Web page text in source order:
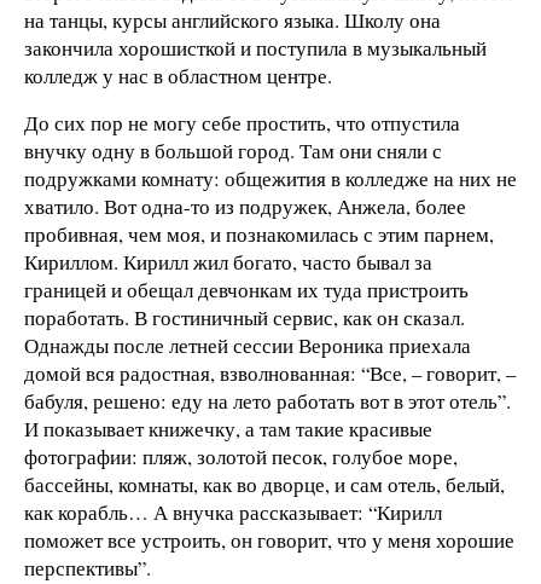
на танцы, курсы английского языка. Школу она
закончила хорошисткой и поступила в музыкальный
колледж у нас в областном центре.
До сих пор не могу себе простить, что отпустила
внучку одну в большой город. Там они сняли с
подружками комнату: общежития в колледже на них не
хватило. Вот одна-то из подружек, Анжела, более
пробивная, чем моя, и познакомилась с этим парнем,
Кириллом. Кирилл жил богато, часто бывал за
границей и обещал девчонкам их туда пристроить
поработать. В гостиничный сервис, как он сказал.
Однажды после летней сессии Вероника приехала
домой вся радостная, взволнованная: “Все, – говорит, –
бабуля, решено: еду на лето работать вот в этот отель”.
И показывает книжечку, а там такие красивые
фотографии: пляж, золотой песок, голубое море,
бассейны, комнаты, как во дворце, и сам отель, белый,
как корабль… А внучка рассказывает: “Кирилл
поможет все устроить, он говорит, что у меня хорошие
перспективы”.